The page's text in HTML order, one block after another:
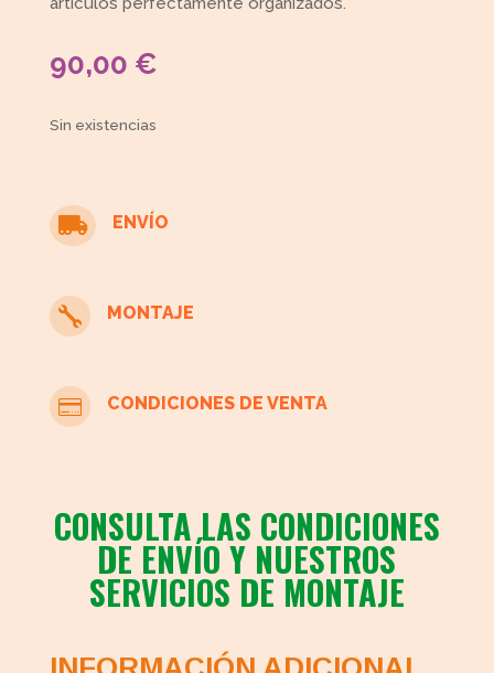
90,00 €
Sin existencias
 ENVÍO
 MONTAJE
 CONDICIONES DE VENTA
CONSULTA LAS CONDICIONES
DE ENVÍO Y NUESTROS
SERVICIOS DE MONTAJE